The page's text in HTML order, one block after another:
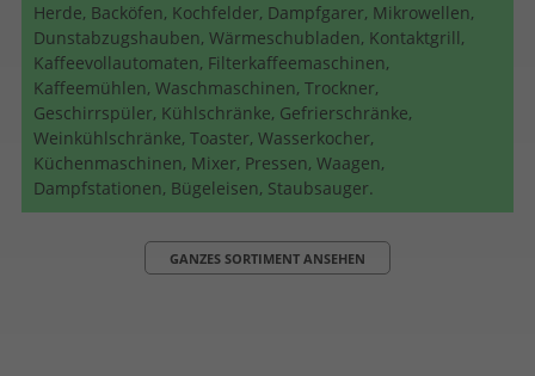
Herde, Backöfen, Kochfelder, Dampfgarer, Mikrowellen,
Dunstabzugshauben, Wärmeschubladen, Kontaktgrill,
Kaffeevollautomaten, Filterkaffeemaschinen,
Kaffeemühlen, Waschmaschinen, Trockner,
Geschirrspüler, Kühlschränke, Gefrierschränke,
Weinkühlschränke, Toaster, Wasserkocher,
Küchenmaschinen, Mixer, Pressen, Waagen,
Dampfstationen, Bügeleisen, Staubsauger.
GANZES SORTIMENT ANSEHEN